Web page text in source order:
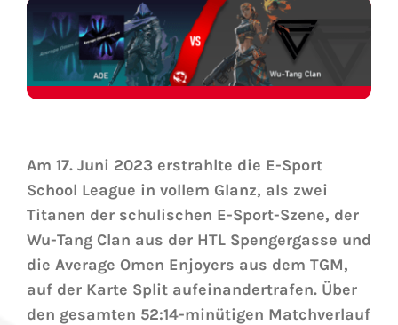
Am 17. Juni 2023 erstrahlte die E-Sport
School League in vollem Glanz, als zwei
Titanen der schulischen E-Sport-Szene, der
Wu-Tang Clan aus der HTL Spengergasse und
die Average Omen Enjoyers aus dem TGM,
auf der Karte Split aufeinandertrafen. Über
den gesamten 52:14-minütigen Matchverlauf